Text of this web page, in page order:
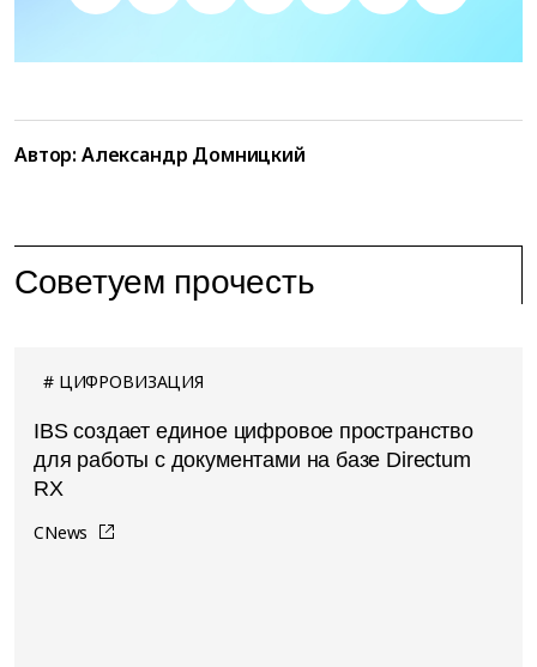
Автор: Александр Домницкий
Советуем прочесть
ЦИФРОВИЗАЦИЯ
IBS создает единое цифровое пространство
для работы с документами на базе Directum
RX
CNews